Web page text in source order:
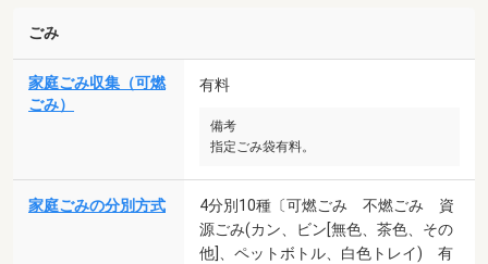
ごみ
家庭ごみ収集（可燃
ごみ）
有料
備考
指定ごみ袋有料。
家庭ごみの分別方式
4分別10種〔可燃ごみ 不燃ごみ 資
源ごみ(カン、ビン[無色、茶色、その
他]、ペットボトル、白色トレイ) 有